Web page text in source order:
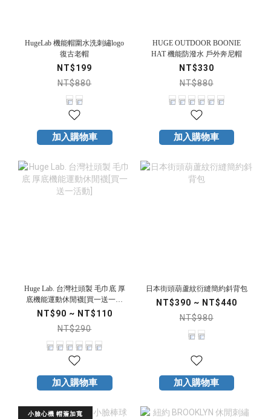
HugeLab 機能帽圍水洗刺繡logo
復古老帽
NT$199
NT$880
加入購物車
HUGE OUTDOOR BOONIE
HAT 機能防潑水 戶外奔尼帽
NT$330
NT$880
加入購物車
Huge Lab. 台灣社頭製 毛巾底 厚
底機能運動休閒襪[買一送一活
動]
NT$90 ~ NT$110
NT$290
加入購物車
日本街頭葫蘆紋衍縫簡約斜背包
NT$390 ~ NT$440
NT$980
加入購物車
小臉心機 帽簷加寬